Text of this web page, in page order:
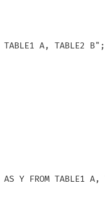
TABLE1 A, TABLE2 B";
Y FROM TABLE1